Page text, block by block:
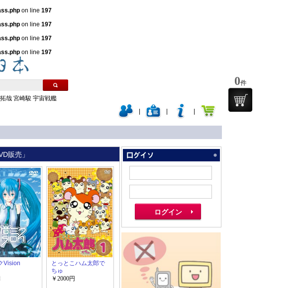
on line 197
on line 197
on line 197
on line 197
哉 宮崎駿 宇宙戦艦
販売」
Vision
とっとこハム太郎で
ちゅ
￥2000円
0件